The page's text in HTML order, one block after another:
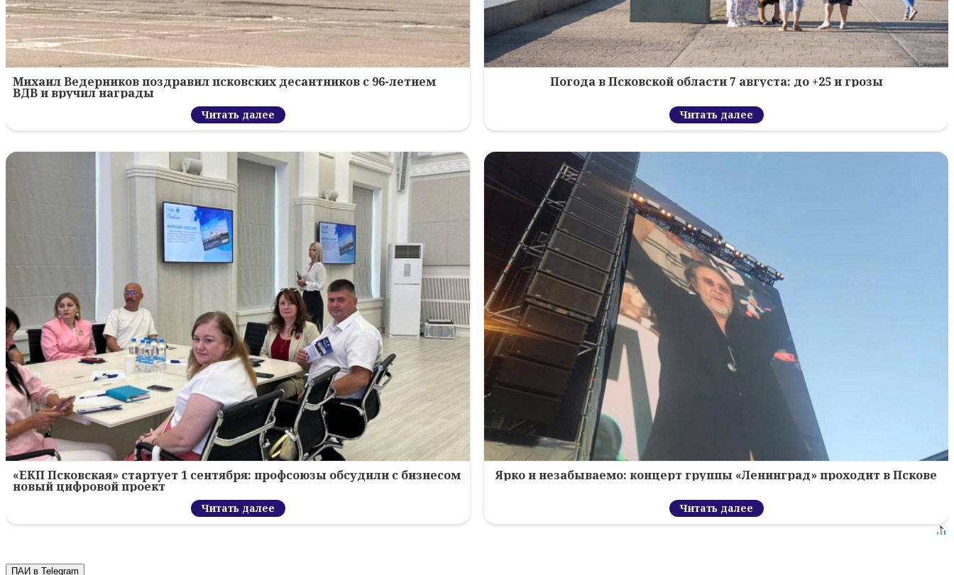
Михаил Ведерников поздравил псковских десантников с 96-летием
ВДВ и вручил награды
Читать далее
Погода в Псковской области 7 августа: до +25 и грозы
Читать далее
«ЕКП Псковская» стартует 1 сентября: профсоюзы обсудили с бизнесом
новый цифровой проект
Читать далее
Ярко и незабываемо: концерт группы «Ленинград» проходит в Пскове
Читать далее
ПАИ в Telegram